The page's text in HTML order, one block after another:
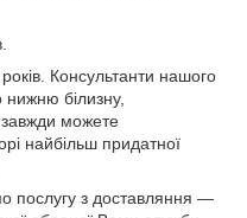
Консультанти нашого
нижню білизну,
завжди можете
найбільш придатної
послугу з доставляння —